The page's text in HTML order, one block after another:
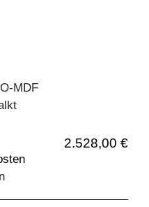
MDF
2.528,00 €